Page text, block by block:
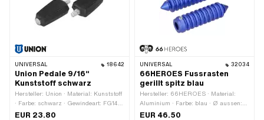
UNIVERSAL 18642
Union Pedale 9/16“
Kunststoff schwarz
Hersteller: Union · Material: Kunststoff
· Farbe: schwarz · Gewindeart: FG14.3
(9/16" 20G) · Antrieb:
EUR 23.80
UNIVERSAL 32034
66HEROES Fussrasten
gerillt spitz blau
Hersteller: 66HEROES · Material:
Aluminium · Farbe: blau · Ø aussen:
34 mm · Ø innen: 16 mm · Oberfläche:
EUR 46.50